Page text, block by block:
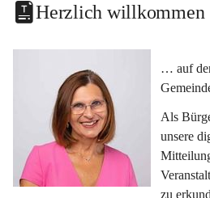
Herzlich willkommen
… auf
Als
unsere
zu